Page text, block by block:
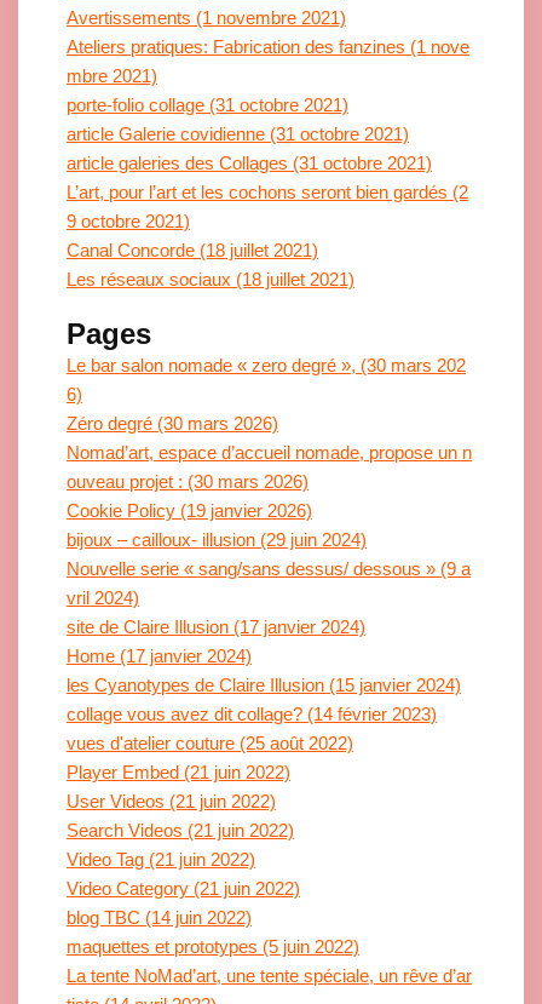
Avertissements (1 novembre 2021)
Ateliers pratiques: Fabrication des fanzines (1 nove
mbre 2021)
porte-folio collage (31 octobre 2021)
article Galerie covidienne (31 octobre 2021)
article galeries des Collages (31 octobre 2021)
L’art, pour l’art et les cochons seront bien gardés (2
9 octobre 2021)
Canal Concorde (18 juillet 2021)
Les réseaux sociaux (18 juillet 2021)
Pages
Le bar salon nomade « zero degré », (30 mars 202
6)
Zéro degré (30 mars 2026)
Nomad’art, espace d’accueil nomade, propose un n
ouveau projet : (30 mars 2026)
Cookie Policy (19 janvier 2026)
bijoux – cailloux- illusion (29 juin 2024)
Nouvelle serie « sang/sans dessus/ dessous » (9 a
vril 2024)
site de Claire Illusion (17 janvier 2024)
Home (17 janvier 2024)
les Cyanotypes de Claire Illusion (15 janvier 2024)
collage vous avez dit collage? (14 février 2023)
vues d'atelier couture (25 août 2022)
Player Embed (21 juin 2022)
User Videos (21 juin 2022)
Search Videos (21 juin 2022)
Video Tag (21 juin 2022)
Video Category (21 juin 2022)
blog TBC (14 juin 2022)
maquettes et prototypes (5 juin 2022)
La tente NoMad’art, une tente spéciale, un rêve d’ar